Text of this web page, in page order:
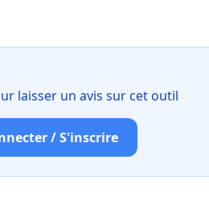
laisser un avis sur cet outil
/ S'inscrire